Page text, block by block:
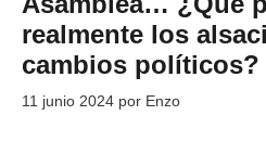
realmente los
cambios políticos?
11 junio 2024 por Enzo